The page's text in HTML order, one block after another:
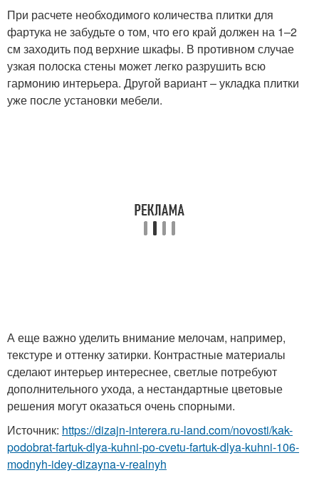
При расчете необходимого количества плитки для
фартука не забудьте о том, что его край должен на 1–2
см заходить под верхние шкафы. В противном случае
узкая полоска стены может легко разрушить всю
гармонию интерьера. Другой вариант – укладка плитки
уже после установки мебели.
А еще важно уделить внимание мелочам, например,
текстуре и оттенку затирки. Контрастные материалы
сделают интерьер интереснее, светлые потребуют
дополнительного ухода, а нестандартные цветовые
решения могут оказаться очень спорными.
Источник: https://dizajn-interera.ru-land.com/novosti/kak-
podobrat-fartuk-dlya-kuhni-po-cvetu-fartuk-dlya-kuhni-106-
modnyh-idey-dizayna-v-realnyh